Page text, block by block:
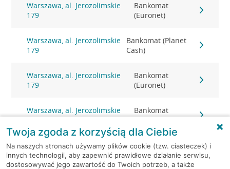
Warszawa, al. Jerozolimskie
179
Bankomat
(Euronet)
Warszawa, al. Jerozolimskie
179
Bankomat (Planet
Cash)
Warszawa, al. Jerozolimskie
179
Bankomat
(Euronet)
Warszawa, al. Jerozolimskie
179
Bankomat
(Euronet)
Warszawa, al. Jerozolimskie
179
Bankomat
(Euronet)
Twoja zgoda z korzyścią dla Ciebie
Na naszych stronach używamy plików cookie (tzw. ciasteczek) i
innych technologii, aby zapewnić prawidłowe działanie serwisu,
dostosowywać jego zawartość do Twoich potrzeb, a także